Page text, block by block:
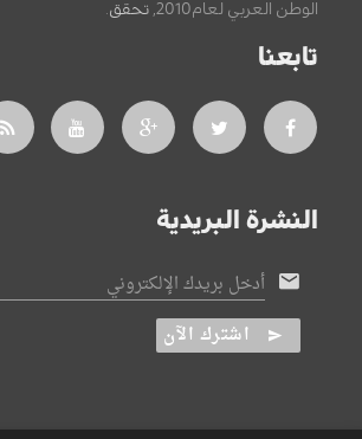
الوطن العربي لعام2010,
تحقق.
تابعنا
النشرة البريدية
أدخل بريدك الإلكتروني
اشترك الآن